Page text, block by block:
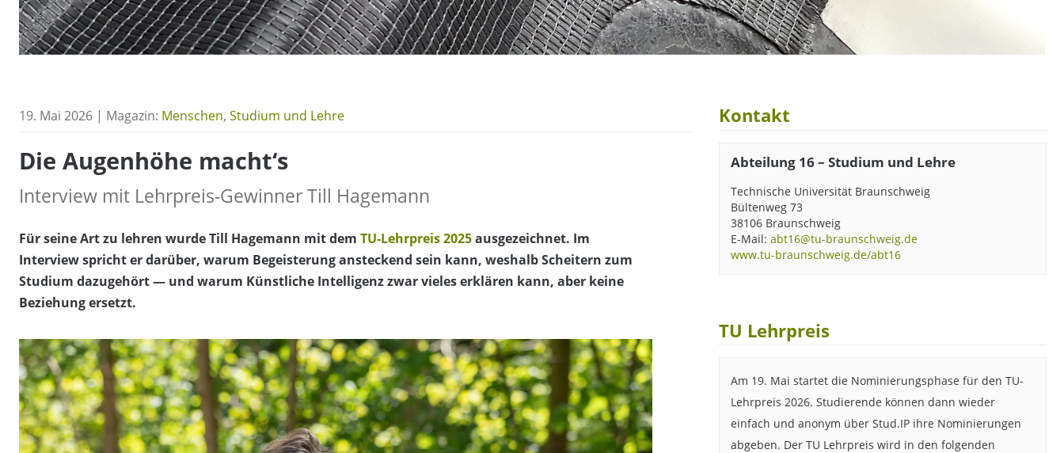
19. Mai 2026 | Magazin: Menschen, Studium und Lehre
Die Augenhöhe macht‘s
Interview mit Lehrpreis-Gewinner Till Hagemann
Für seine Art zu lehren wurde Till Hagemann mit dem TU-Lehrpreis 2025ausgezeichnet. Im
Interview spricht er darüber, warum Begeisterung ansteckend sein kann, weshalb Scheitern zum
Studium dazugehört — und warum Künstliche Intelligenz zwar vieles erklären kann, aber keine
Beziehung ersetzt.
Kontakt
Abteilung 16 – Studium und Lehre
Technische Universität Braunschweig
Bültenweg 73
38106 Braunschweig
E-Mail:abt16@tu-braunschweig.de
www.tu-braunschweig.de/abt16
TU Lehrpreis
Am 19. Mai startet die Nominierungsphase für den TU-
Lehrpreis 2026. Studierende können dann wieder
einfach und anonym über Stud.IP ihre Nominierungen
abgeben. Der TU Lehrpreis wird in den folgenden